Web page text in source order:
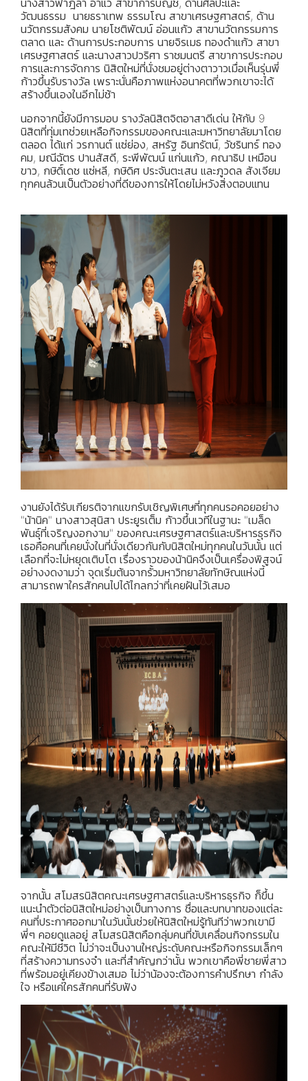
นางสาวฟาฎีลา อาแว สาขาการบัญชี, ด้านศิลปะและ
วัฒนธรรม นายธราเทพ ธรรมโณ สาขาเศรษฐศาสตร์, ด้าน
นวัตกรรมสังคม นายโชติพัฒน์ อ่อนแก้ว สาขานวัตกรรมการ
ตลาด และ ด้านการประกอบการ นายจิรเมธ ทองดำแก้ว สาขา
เศรษฐศาสตร์ และนางสาวปวริศา ราชมนตรี สาขาการประกอบ
การและการจัดการ นิสิตใหม่ที่นั่งชมอยู่ต่างตาวาวเมื่อเห็นรุ่นพี่
ก้าวขึ้นรับรางวัล เพราะนั่นคือภาพแห่งอนาคตที่พวกเขาจะได้
สร้างขึ้นเองในอีกไม่ช้า
นอกจากนี้ยังมีการมอบ รางวัลนิสิตจิตอาสาดีเด่น ให้กับ 9
นิสิตที่ทุ่มเทช่วยเหลือกิจกรรมของคณะและมหาวิทยาลัยมาโดย
ตลอด ได้แก่ วรกานต์ แซ่ย่อง, สหรัฐ อินทรัตน์, วัชรินทร์ ทอง
คม, มณีฉัตร ปานสัสดี, ระพีพัฒน์ แก่นแก้ว, คณาธิป เหมือน
ขาว, กษิดิ์เดช แซ่หลี, กษิดิศ ประจันตะเสน และภูวดล สังเจียม
ทุกคนล้วนเป็นตัวอย่างที่ดีของการให้โดยไม่หวังสิ่งตอบแทน
งานยังได้รับเกียรติจากแขกรับเชิญพิเศษที่ทุกคนรอคอยอย่าง
"น้านิค" นางสาวสุนิสา ประยูรเต็ม ก้าวขึ้นเวทีในฐานะ "เมล็ด
พันธุ์ที่เจริญงอกงาม" ของคณะเศรษฐศาสตร์และบริหารธุรกิจ
เธอคือคนที่เคยนั่งในที่นั่งเดียวกันกับนิสิตใหม่ทุกคนในวันนั้น แต่
เลือกที่จะไม่หยุดเติบโต เรื่องราวของน้านิคจึงเป็นเครื่องพิสูจน์
อย่างงดงามว่า จุดเริ่มต้นจากรั้วมหาวิทยาลัยทักษิณแห่งนี้
สามารถพาใครสักคนไปได้ไกลกว่าที่เคยฝันไว้เสมอ
จากนั้น สโมสรนิสิตคณะเศรษฐศาสตร์และบริหารธุรกิจ ก็ขึ้น
แนะนำตัวต่อนิสิตใหม่อย่างเป็นทางการ ชื่อและบทบาทของแต่ละ
คนที่ประกาศออกมาในวันนั้นช่วยให้นิสิตใหม่รู้ทันทีว่าพวกเขามี
พี่ๆ คอยดูแลอยู่ สโมสรนิสิตคือกลุ่มคนที่ขับเคลื่อนกิจกรรมใน
คณะให้มีชีวิต ไม่ว่าจะเป็นงานใหญ่ระดับคณะหรือกิจกรรมเล็กๆ
ที่สร้างความทรงจำ และที่สำคัญกว่านั้น พวกเขาคือพี่ชายพี่สาว
ที่พร้อมอยู่เคียงข้างเสมอ ไม่ว่าน้องจะต้องการคำปรึกษา กำลัง
ใจ หรือแค่ใครสักคนที่รับฟัง